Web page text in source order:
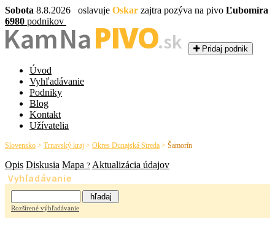
Sobota 8.8.2026 oslavuje Oskar zajtra pozýva na pivo Ľubomíra
6980 podnikov
Kam NaPIVO.sk Pridaj podnik
Úvod
Vyhľadávanie
Podniky
Blog
Kontakt
Užívatelia
Slovensko > Trnavský kraj > Okres Dunajská Streda > Šamorín
Opis Diskusia Mapa ? Aktualizácia údajov
Vyhľadávanie
Rozšírené výhľadávanie